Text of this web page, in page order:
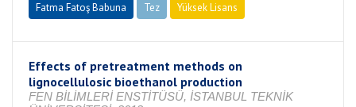
Fatma Fatoş Babuna Tez Yüksek Lisans
Effects of pretreatment methods on
lignocellulosic bioethanol production
FEN BİLİMLERİ ENSTİTÜSÜ, İSTANBUL TEKNİK